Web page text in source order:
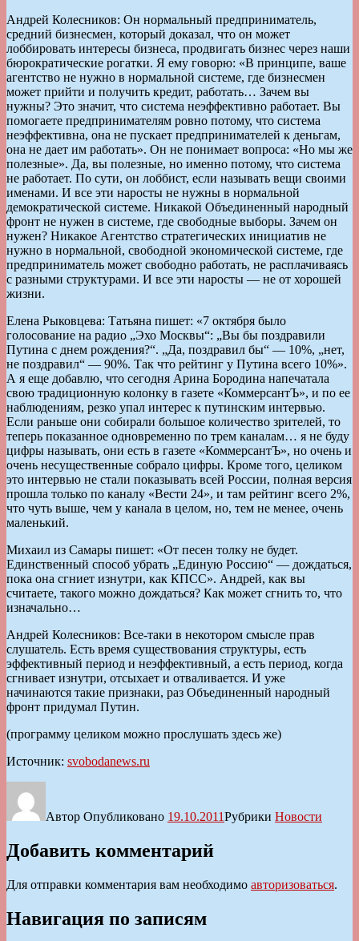
Андрей Колесников: Он нормальный предприниматель,
средний бизнесмен, который доказал, что он может
лоббировать интересы бизнеса, продвигать бизнес через наши
бюрократические рогатки. Я ему говорю: «В принципе, ваше
агентство не нужно в нормальной системе, где бизнесмен
может прийти и получить кредит, работать… Зачем вы
нужны? Это значит, что система неэффективно работает. Вы
помогаете предпринимателям ровно потому, что система
неэффективна, она не пускает предпринимателей к деньгам,
она не дает им работать». Он не понимает вопроса: «Но мы же
полезные». Да, вы полезные, но именно потому, что система
не работает. По сути, он лоббист, если называть вещи своими
именами. И все эти наросты не нужны в нормальной
демократической системе. Никакой Объединенный народный
фронт не нужен в системе, где свободные выборы. Зачем он
нужен? Никакое Агентство стратегических инициатив не
нужно в нормальной, свободной экономической системе, где
предприниматель может свободно работать, не расплачиваясь
с разными структурами. И все эти наросты — не от хорошей
жизни.
Елена Рыковцева: Татьяна пишет: «7 октября было
голосование на радио „Эхо Москвы“: „Вы бы поздравили
Путина с днем рождения?“. „Да, поздравил бы“ — 10%, „нет,
не поздравил“ — 90%. Так что рейтинг у Путина всего 10%».
А я еще добавлю, что сегодня Арина Бородина напечатала
свою традиционную колонку в газете «КоммерсантЪ», и по ее
наблюдениям, резко упал интерес к путинским интервью.
Если раньше они собирали большое количество зрителей, то
теперь показанное одновременно по трем каналам… я не буду
цифры называть, они есть в газете «КоммерсантЪ», но очень и
очень несущественные собрало цифры. Кроме того, целиком
это интервью не стали показывать всей России, полная версия
прошла только по каналу «Вести 24», и там рейтинг всего 2%,
что чуть выше, чем у канала в целом, но, тем не менее, очень
маленький.
Михаил из Самары пишет: «От песен толку не будет.
Единственный способ убрать „Единую Россию“ — дождаться,
пока она сгниет изнутри, как КПСС». Андрей, как вы
считаете, такого можно дождаться? Как может сгнить то, что
изначально…
Андрей Колесников: Все-таки в некотором смысле прав
слушатель. Есть время существования структуры, есть
эффективный период и неэффективный, а есть период, когда
сгнивает изнутри, отсыхает и отваливается. И уже
начинаются такие признаки, раз Объединенный народный
фронт придумал Путин.
(программу целиком можно прослушать здесь же)
Источник: svobodanews.ru
Автор Опубликовано 19.10.2011Рубрики Новости
Добавить комментарий
Для отправки комментария вам необходимо авторизоваться.
Навигация по записям